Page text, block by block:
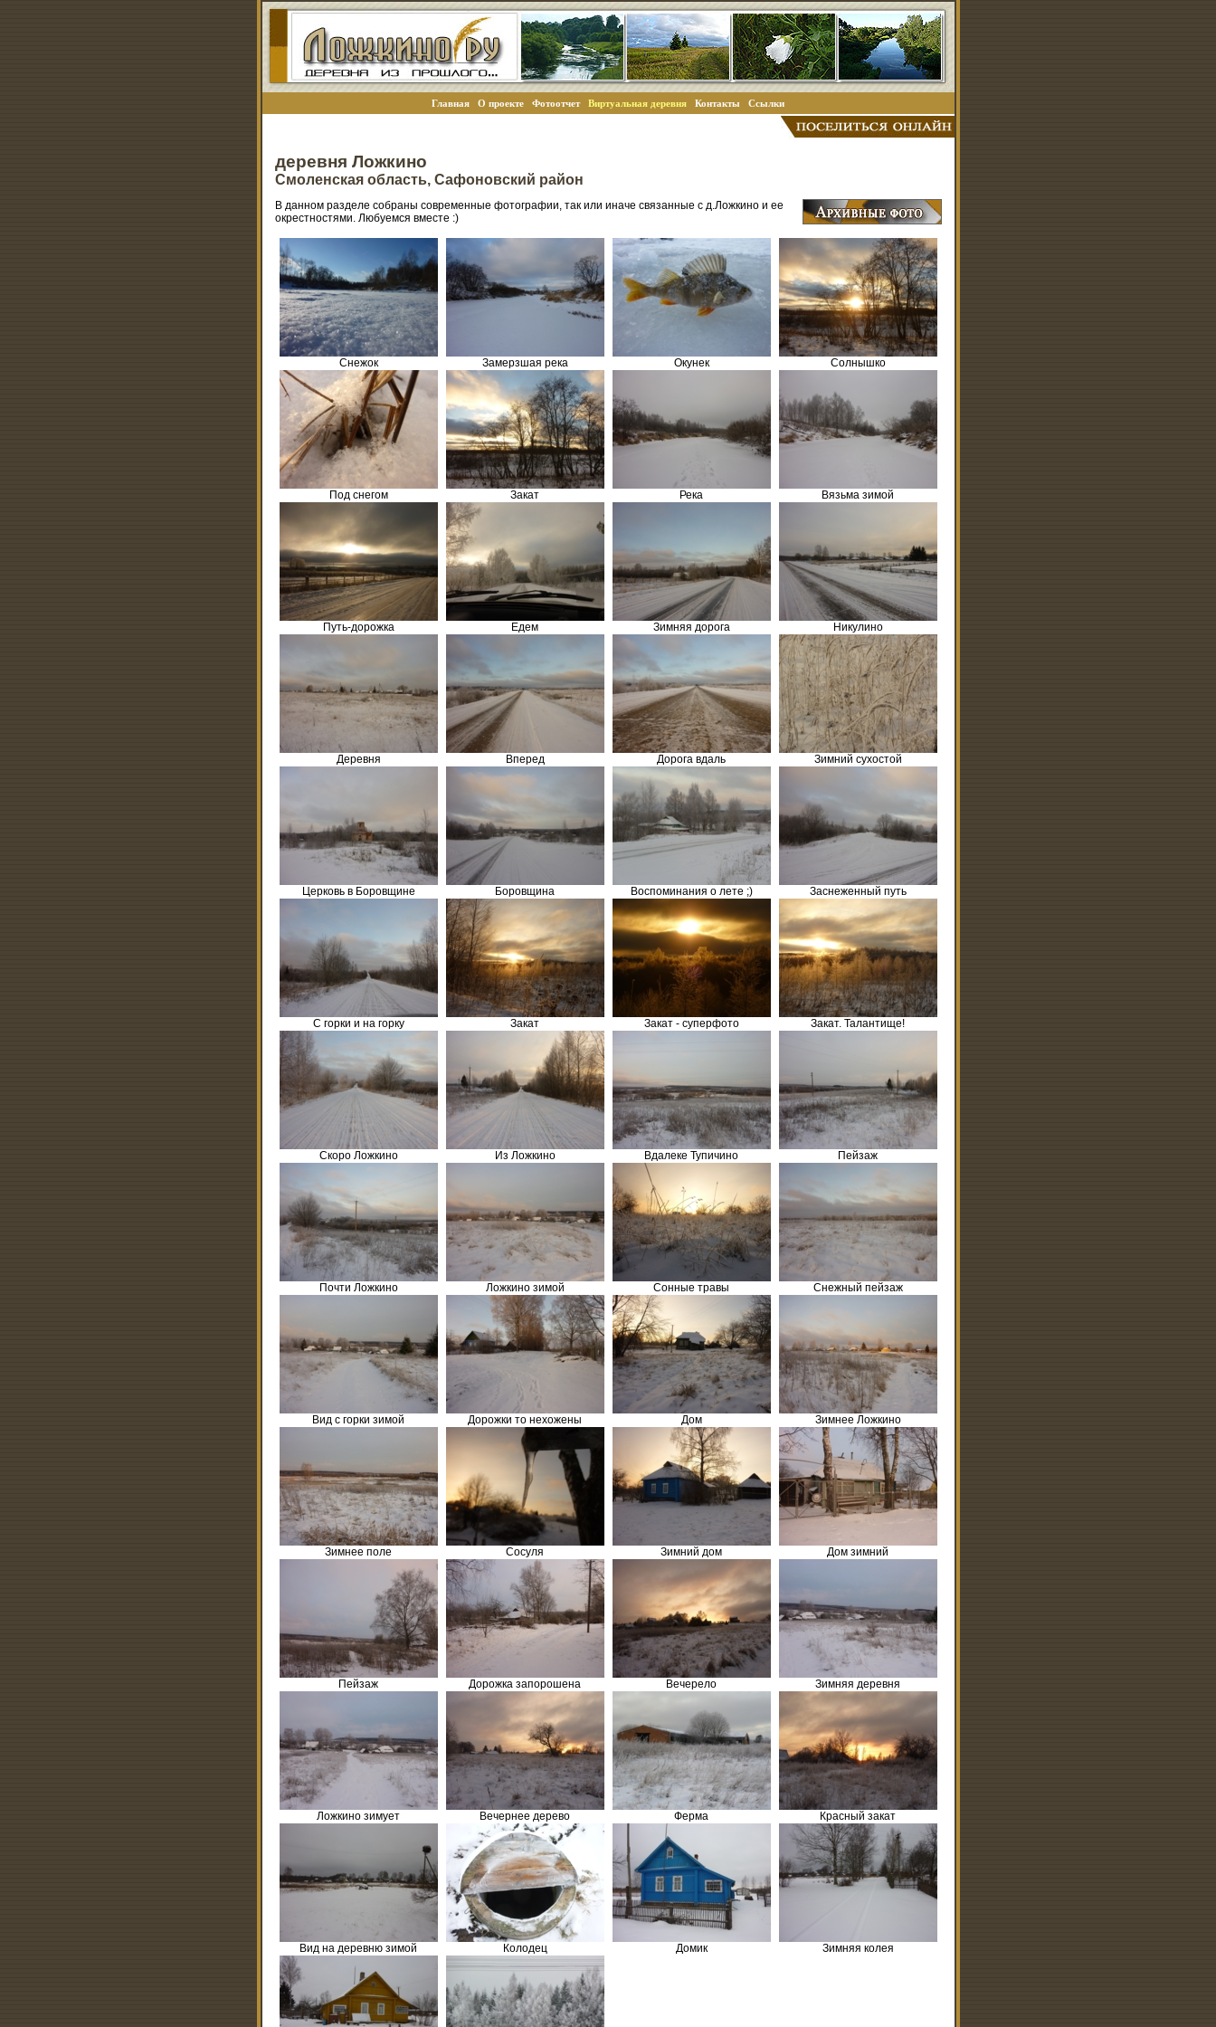
Главная О проекте Фотоотчет Виртуальная деревня Контакты Ссылки
деревня Ложкино
Смоленская область, Сафоновский район
В данном разделе собраны современные фотографии, так или иначе связанные с д.Ложкино и ее
окрестностями. Любуемся вместе :)
Снежок Замерзшая река Окунек Солнышко
Под снегом Закат Река Вязьма зимой
Путь-дорожка Едем Зимняя дорога Никулино
Деревня Вперед Дорога вдаль Зимний сухостой
Церковь в Боровщине Боровщина Воспоминания о лете ;) Заснеженный путь
С горки и на горку Закат Закат - суперфото Закат. Талантище!
Скоро Ложкино Из Ложкино Вдалеке Тупичино Пейзаж
Почти Ложкино Ложкино зимой Сонные травы Снежный пейзаж
Вид с горки зимой Дорожки то нехожены Дом Зимнее Ложкино
Зимнее поле Сосуля Зимний дом Дом зимний
Пейзаж Дорожка запорошена Вечерело Зимняя деревня
Ложкино зимует Вечернее дерево Ферма Красный закат
Вид на деревню зимой Колодец Домик Зимняя колея